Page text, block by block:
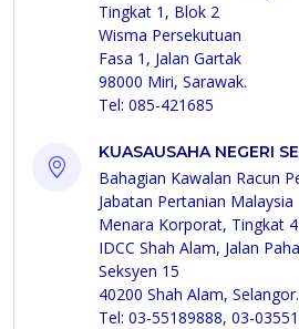
Tingkat 1, Blok 2
Wisma Persekutuan
Fasa 1, Jalan Gartak
98000 Miri, Sarawak.
Tel: 085-421685
KUASAUSAHA NEGERI
Bahagian Kawalan Racun
Jabatan Pertanian Malaysia
Menara Korporat, Tingkat 4
IDCC Shah Alam, Jalan
Seksyen 15
40200 Shah Alam, Selangor.
Tel: 03-55189888, 03-